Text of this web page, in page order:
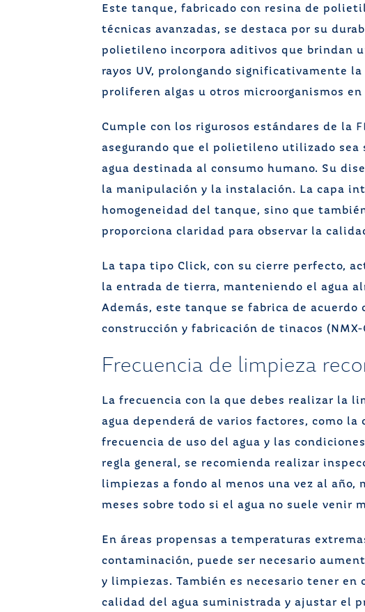
Este tanque, fabricado con resina de
técnicas avanzadas, se destaca por su
polietileno incorpora aditivos que brindan
rayos UV, prolongando significativamente
proliferen algas u otros microorganismos
Cumple con los rigurosos estándares de la
asegurando que el polietileno utilizado sea
agua destinada al consumo humano. Su
la manipulación y la instalación. La capa
homogeneidad del tanque, sino que
proporciona claridad para observar la
La tapa tipo Click, con su cierre perfecto,
la entrada de tierra, manteniendo el agua
Además, este tanque se fabrica de acuerdo
construcción y fabricación de tinacos (NMX-
Frecuencia de limpieza
La frecuencia con la que debes realizar la
agua dependerá de varios factores, como
frecuencia de uso del agua y las
regla general, se recomienda realizar
limpiezas a fondo al menos una vez al año,
meses sobre todo si el agua no suele venir
En áreas propensas a temperaturas
contaminación, puede ser necesario
y limpiezas. También es necesario tener en
calidad del agua suministrada y ajustar el